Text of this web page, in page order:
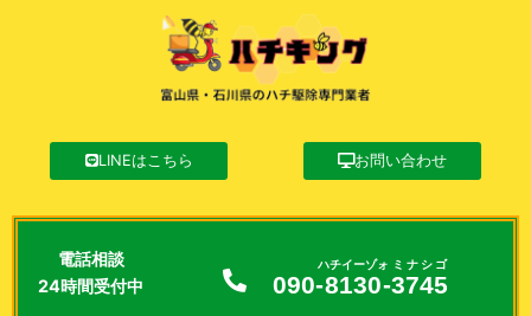
LINEはこちら お問い合わせ
電話相談
24時間受付中
090-8130
ハチイーゾォ
-3745
ミナシゴ